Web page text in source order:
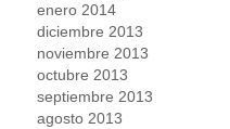
enero 2014
diciembre 2013
noviembre 2013
octubre 2013
septiembre 2013
agosto 2013